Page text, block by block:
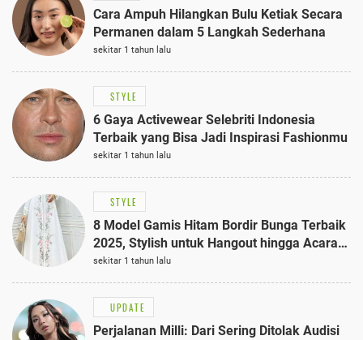
Cara Ampuh Hilangkan Bulu Ketiak Secara
Permanen dalam 5 Langkah Sederhana
sekitar 1 tahun lalu
STYLE
6 Gaya Activewear Selebriti Indonesia
Terbaik yang Bisa Jadi Inspirasi Fashionmu
sekitar 1 tahun lalu
STYLE
8 Model Gamis Hitam Bordir Bunga Terbaik
2025, Stylish untuk Hangout hingga Acara
Semi-Formal
sekitar 1 tahun lalu
UPDATE
Perjalanan Milli: Dari Sering Ditolak Audisi